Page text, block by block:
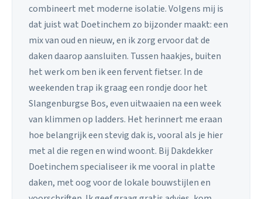
combineert met moderne isolatie. Volgens mij is
dat juist wat Doetinchem zo bijzonder maakt: een
mix van oud en nieuw, en ik zorg ervoor dat de
daken daarop aansluiten. Tussen haakjes, buiten
het werk om ben ik een fervent fietser. In de
weekenden trap ik graag een rondje door het
Slangenburgse Bos, even uitwaaien na een week
van klimmen op ladders. Het herinnert me eraan
hoe belangrijk een stevig dak is, vooral als je hier
met al die regen en wind woont. Bij Dakdekker
Doetinchem specialiseer ik me vooral in platte
daken, met oog voor de lokale bouwstijlen en